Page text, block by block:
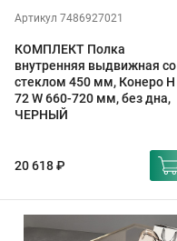
Артикул 7486927021
КОМПЛЕКТ Полка
внутренняя выдвижная со
стеклом 450 мм, Конеро H
72 W 660-720 мм, без дна,
ЧЕРНЫЙ
20 618 ₽